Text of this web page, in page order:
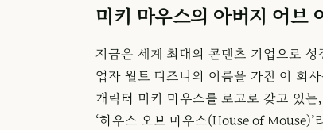
미키 마우스의 아버지 어브
지금은 세계 최대의 콘텐츠 기업으로
업자 월트 디즈니의 이름을 가진 이 회
캐릭터 미키 마우스를 로고로 갖고 있
‘하우스 오브 마우스(House of